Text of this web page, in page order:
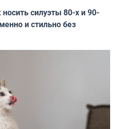
силуэты 80-х и 90-
и стильно без